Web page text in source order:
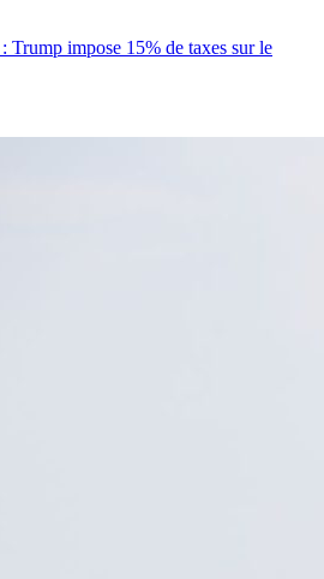
Trump impose 15% de taxes sur le